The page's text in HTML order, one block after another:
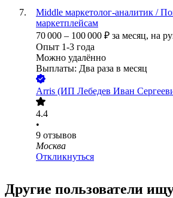
Middle маркетолог-аналитик /
маркетплейсам
70 000 – 100 000 ₽ за месяц, на
Опыт 1-3 года
Можно удалённо
Выплаты: Два раза в месяц
Arris (ИП Лебедев Иван
4.4
•
9 отзывов
Москва
Откликнуться
Другие пользователи